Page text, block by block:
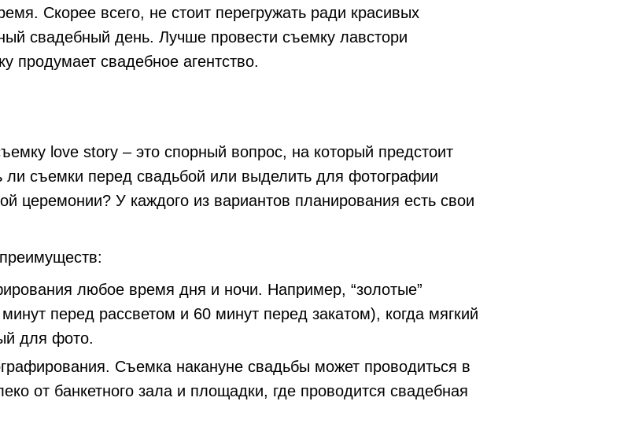
. Скорее всего, не стоит перегружать ради красивых
свадебный день. Лучше провести съемку лавстори
продумает свадебное агентство.
love story – это спорный вопрос, на который предстоит
съемки перед свадьбой или выделить для фотографии
церемонии? У каждого из вариантов планирования есть свои
любое время дня и ночи. Например, “золотые”
перед рассветом и 60 минут перед закатом), когда мягкий
для фото.
. Съемка накануне свадьбы может проводиться в
от банкетного зала и площадки, где проводится свадебная